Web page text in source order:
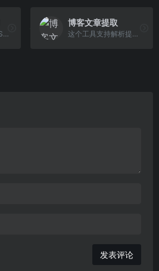
文捕一键解析下载CSDN、cnblogs/博客园、微信公众号等平台的博客文章，支持导出HTML、PDF，markdown，mhtml等多种格式，让文章收藏整理更轻松。
博客文章提取
这个工具支持解析提取CSDN、博客园、简书平台的文章，将内容以 Markdown 格式下载到本地
发表评论